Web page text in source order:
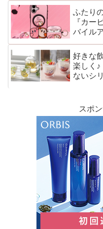
ふたり
『カー
バイル
好きな
楽しく♪
ないシ
スポ